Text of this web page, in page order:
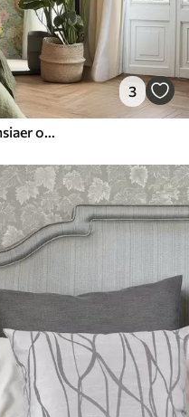
3
Papegøjer blandt pæoner, hortensiaer og magnolier